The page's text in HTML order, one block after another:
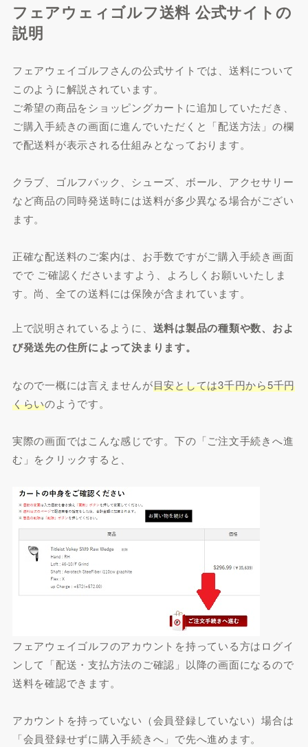
フェアウェィゴルフ送料 公式サイトの
説明
フェアウェイゴルフさんの公式サイトでは、送料について
このように解説されています。
ご希望の商品をショッピングカートに追加していただき、
ご購入手続きの画面に進んでいただくと「配送方法」の欄
で配送料が表示される仕組みとなっております。
クラブ、ゴルフバック、シューズ、ボール、アクセサリー
など商品の同時発送時には送料が多少異なる場合がござい
ます。
正確な配送料のご案内は、お手数ですがご購入手続き画面
でで ご確認くださいますよう、よろしくお願いいたしま
す。尚、全ての送料には保険が含まれています。
上で説明されているように、 送料は製品の種類や数、およ
び発送先の住所によって決まります。
なので一概には言えませんが目安としては3千円から5千円
くらいのようです。
実際の画面ではこんな感じです。下の「ご注文手続きへ進
む」をクリックすると、
フェアウェイゴルフのアカウントを持っている方はログイ
ンして「配送・支払方法のご確認」以降の画面になるので
送料を確認できます。
アカウントを持っていない（会員登録していない）場合は
「会員登録せずに購入手続きへ」で先へ進めます。